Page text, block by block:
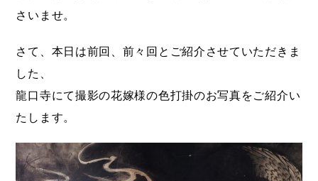
さいませ。
さて、本日は前回、前々回とご紹介させていただきま
した、
龍口寺にて撮影の花嫁様の色打掛のお写真をご紹介い
たします。